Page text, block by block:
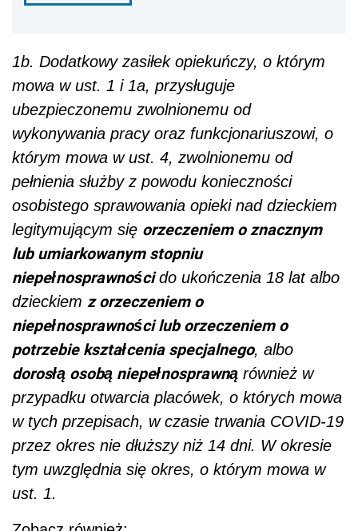
1b. Dodatkowy zasiłek opiekuńczy, o którym
mowa w ust. 1 i 1a, przysługuje
ubezpieczonemu zwolnionemu od
wykonywania pracy oraz funkcjonariuszowi, o
którym mowa w ust. 4, zwolnionemu od
pełnienia służby z powodu konieczności
osobistego sprawowania opieki nad dzieckiem
legitymującym się orzeczeniem o znacznym
lub umiarkowanym stopniu
niepełnosprawnoścido ukończenia 18 lat albo
dzieckiem z orzeczeniem o
niepełnosprawności lub orzeczeniem o
potrzebie kształcenia specjalnego, albo
dorosłą osobą niepełnosprawną również w
przypadku otwarcia placówek, o których mowa
w tych przepisach, w czasie trwania COVID-19
przez okres nie dłuższy niż 14 dni. W okresie
tym uwzględnia się okres, o którym mowa w
ust. 1.